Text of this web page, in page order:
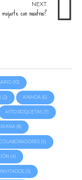
NEXT
con nosotros?
(10)
(2) AINHOA (6)
AYTO ROQUETAS (7)
(8)
COLABORADORES (5)
(4)
INVITADOS (5)